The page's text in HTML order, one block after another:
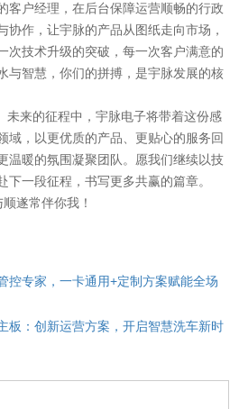
客户经理，在后台保障运营顺畅的行政
作，让宇脉的产品从图纸走向市场，
次技术升级的突破，每一次客户满意的
与智慧，你们的拼搏，是宇脉发展的核
的征程中，宇脉电子将带着这份感
域，以更优质的产品、更贴心的服务回
温暖的氛围凝聚团队。愿我们继续以技
一段征程，书写更多共赢的篇章。
常伴你我！
控专家，一卡通用+定制方案赋能全场
板：创新运营方案，开启智慧洗车新时